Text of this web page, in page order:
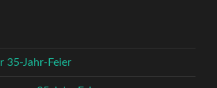
35-Jahr-Feier